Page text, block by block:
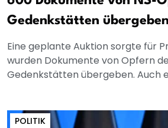
Gedenkstätten übergeben
Eine geplante Auktion sorgte für
wurden Dokumente von Opfern
Gedenkstätten übergeben. Auch
POLITIK